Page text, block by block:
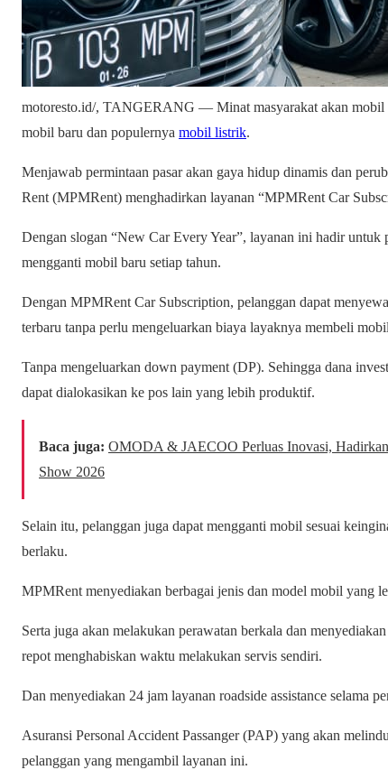
motoresto.id/, TANGERANG — Minat masyarakat akan mobil
mobil baru dan populernya mobil listrik.
Menjawab permintaan pasar akan gaya hidup dinamis dan
Rent (MPMRent) menghadirkan layanan “MPMRent Car
Dengan slogan “New Car Every Year”, layanan ini hadir untuk
mengganti mobil baru setiap tahun.
Dengan MPMRent Car Subscription, pelanggan dapat
terbaru tanpa perlu mengeluarkan biaya layaknya membeli
Tanpa mengeluarkan down payment (DP). Sehingga dana
dapat dialokasikan ke pos lain yang lebih produktif.
Baca juga: OMODA & JAECOO Perluas Inovasi,
Show 2026
Selain itu, pelanggan juga dapat mengganti mobil sesuai
berlaku.
MPMRent menyediakan berbagai jenis dan model mobil yang
Serta juga akan melakukan perawatan berkala dan
repot menghabiskan waktu melakukan servis sendiri.
Dan menyediakan 24 jam layanan roadside assistance selama
Asuransi Personal Accident Passanger (PAP) yang akan
pelanggan yang mengambil layanan ini.